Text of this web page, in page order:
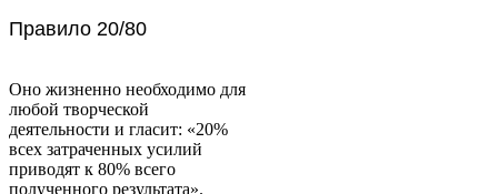
Правило 20/80
Оно жизненно необходимо для
любой творческой
деятельности и гласит: «20%
всех затраченных усилий
приводят к 80% всего
полученного результата».